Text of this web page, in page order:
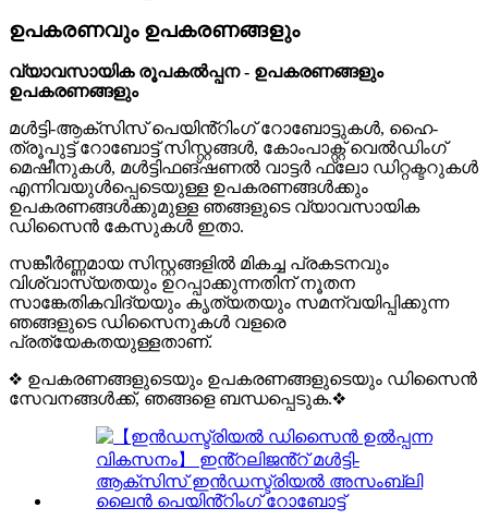
ഉപകരണവും ഉപകരണങ്ങളും
വ്യാവസായിക രൂപകൽപ്പന - ഉപകരണങ്ങളും
ഉപകരണങ്ങളും
മൾട്ടി-ആക്സിസ് പെയിൻ്റിംഗ് റോബോട്ടുകൾ, ഹൈ-
ത്രൂപുട്ട് റോബോട്ട് സിസ്റ്റങ്ങൾ, കോംപാക്റ്റ് വെൽഡിംഗ്
മെഷീനുകൾ, മൾട്ടിഫങ്ഷണൽ വാട്ടർ ഫ്ലോ ഡിറ്റക്ടറുകൾ
എന്നിവയുൾപ്പെടെയുള്ള ഉപകരണങ്ങൾക്കും
ഉപകരണങ്ങൾക്കുമുള്ള ഞങ്ങളുടെ വ്യാവസായിക
ഡിസൈൻ കേസുകൾ ഇതാ.
സങ്കീർണ്ണമായ സിസ്റ്റങ്ങളിൽ മികച്ച പ്രകടനവും
വിശ്വാസ്യതയും ഉറപ്പാക്കുന്നതിന് നൂതന
സാങ്കേതികവിദ്യയും കൃത്യതയും സമന്വയിപ്പിക്കുന്ന
ഞങ്ങളുടെ ഡിസൈനുകൾ വളരെ
പ്രത്യേകതയുള്ളതാണ്.
❖ ഉപകരണങ്ങളുടെയും ഉപകരണങ്ങളുടെയും ഡിസൈൻ
സേവനങ്ങൾക്ക്, ഞങ്ങളെ ബന്ധപ്പെടുക.❖